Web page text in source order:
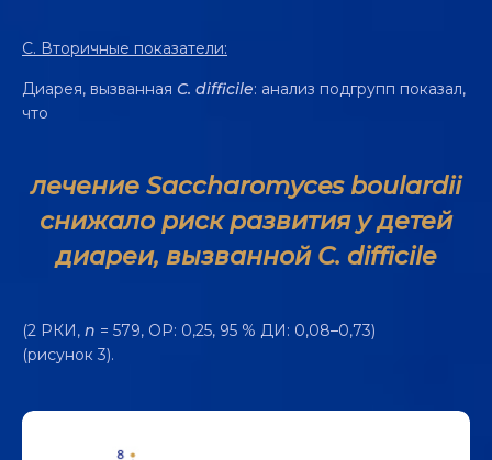
C. Вторичные показатели:
Диарея, вызванная C. difficile: анализ подгрупп показал,
что
лечение Saccharomyces boulardii
снижало риск развития у детей
диареи, вызванной C. difficile
(2 РКИ, n = 579, ОР: 0,25, 95 % ДИ: 0,08–0,73)
(рисунок 3).